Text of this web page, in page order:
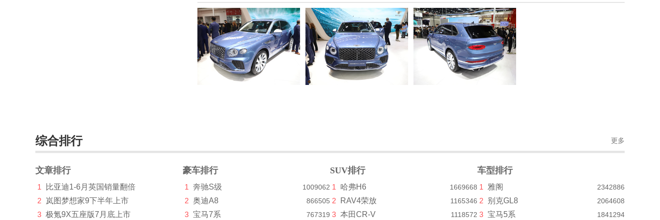
Cupra(8)
D
大乘汽车(277)
大发(2)
综合排行 更多
文章排行
1
比亚迪1-6月英国销量翻倍
2
岚图梦想家9下半年上市
3 极氪9X五座版7月底上市
豪车排行
1 奔驰S级 1009062
2 奥迪A8 866505
3 宝马7系 767319
SUV排行
1 哈弗H6 1669668
2 RAV4荣放 1165346
3 本田CR-V 1118572
车型排行
1 雅阁 2342886
2 别克GL8 2064608
3 宝马5系 1841294